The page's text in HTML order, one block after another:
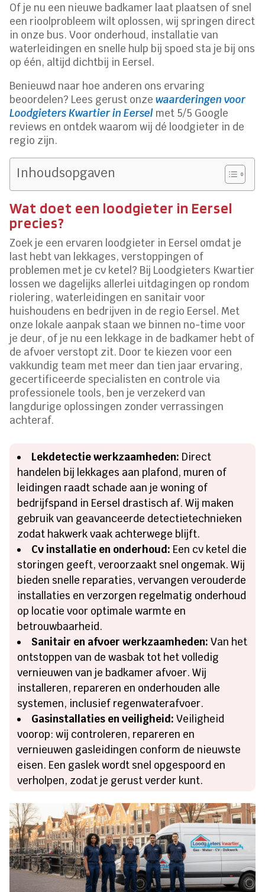
Of je nu een nieuwe badkamer laat plaatsen of snel
een rioolprobleem wilt oplossen, wij springen direct
in onze bus. Voor onderhoud, installatie van
waterleidingen en snelle hulp bij spoed sta je bij ons
op één, altijd dichtbij in Eersel.
Benieuwd naar hoe anderen ons ervaring
beoordelen? Lees gerust onzewaarderingen voor
Loodgieters Kwartier in Eersel met 5/5 Google
reviews en ontdek waarom wij dé loodgieter in de
regio zijn.
Inhoudsopgaven
Wat doet een loodgieter in Eersel
precies?
Zoek je een ervaren loodgieter in Eersel omdat je
last hebt van lekkages, verstoppingen of
problemen met je cv ketel? Bij Loodgieters Kwartier
lossen we dagelijks allerlei uitdagingen op rondom
riolering, waterleidingen en sanitair voor
huishoudens en bedrijven in de regio Eersel. Met
onze lokale aanpak staan we binnen no-time voor
je deur, of je nu een lekkage in de badkamer hebt of
de afvoer verstopt zit. Door te kiezen voor een
vakkundig team met meer dan tien jaar ervaring,
gecertificeerde specialisten en controle via
professionele tools, ben je verzekerd van
langdurige oplossingen zonder verrassingen
achteraf.
Lekdetectie werkzaamheden: Direct
handelen bij lekkages aan plafond, muren of
leidingen raadt schade aan je woning of
bedrijfspand in Eersel drastisch af. Wij maken
gebruik van geavanceerde detectietechnieken
zodat hakwerk vaak achterwege blijft.
Cv installatie en onderhoud: Een cv ketel die
storingen geeft, veroorzaakt snel ongemak. Wij
bieden snelle reparaties, vervangen verouderde
installaties en verzorgen regelmatig onderhoud
op locatie voor optimale warmte en
betrouwbaarheid.
Sanitair en afvoer werkzaamheden: Van het
ontstoppen van de wasbak tot het volledig
vernieuwen van je badkamer afvoer. Wij
installeren, repareren en onderhouden alle
systemen, inclusief regenwaterafvoer.
Gasinstallaties en veiligheid: Veiligheid
voorop: wij controleren, repareren en
vernieuwen gasleidingen conform de nieuwste
eisen. Een gaslek wordt snel opgespoord en
verholpen, zodat je gerust verder kunt.